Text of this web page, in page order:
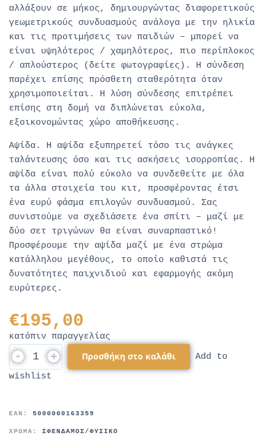
αλλάξουν σε μήκος, δημιουργώντας διαφορετικούς
γεωμετρικούς συνδυασμούς ανάλογα με την ηλικία
και τις προτιμήσεις των παιδιών – μπορεί να
είναι υψηλότερος / χαμηλότερος, πιο περίπλοκος
/ απλούστερος (δείτε φωτογραφίες). Η σύνδεση
παρέχει επίσης πρόσθετη σταθερότητα όταν
χρησιμοποιείται. Η λύση σύνδεσης επιτρέπει
επίσης στη δομή να διπλώνεται εύκολα,
εξοικονομώντας χώρο αποθήκευσης.
Αψίδα. Η αψίδα εξυπηρετεί τόσο τις ανάγκες
ταλάντευσης όσο και τις ασκήσεις ισορροπίας. Η
αψίδα είναι πολύ εύκολο να συνδεθείτε με όλα
τα άλλα στοιχεία του κιτ, προσφέροντας έτσι
ένα ευρύ φάσμα επιλογών συνδυασμού. Σας
συνιστούμε να σχεδιάσετε ένα σπίτι – μαζί με
δύο σετ τριγώνων θα είναι συναρπαστικό!
Προσφέρουμε την αψίδα μαζί με ένα στρώμα
κατάλληλου μεγέθους, το οποίο καθιστά τις
δυνατότητες παιχνιδιού και εφαρμογής ακόμη
ευρύτερες.
€195,00
κατόπιν παραγγελίας
- + Προσθήκη στο καλάθι
Add to
wishlist
EAN: 5000000163359
ΧΡΩΜΑ: ΣΦΕΝΔΑΜΟΣ/ΦΥΣΙΚΟ